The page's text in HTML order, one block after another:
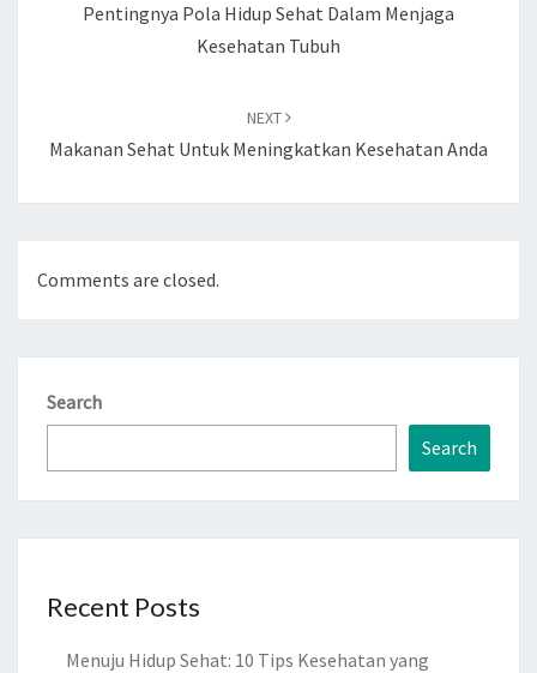
Pentingnya Pola Hidup Sehat Dalam Menjaga
Kesehatan Tubuh
NEXT
Makanan Sehat Untuk Meningkatkan Kesehatan Anda
Comments are closed.
Search
Search
Recent Posts
Menuju Hidup Sehat: 10 Tips Kesehatan yang